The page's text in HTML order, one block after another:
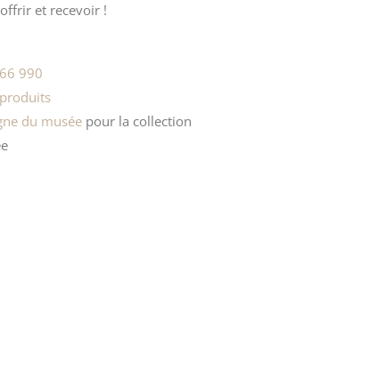
et recevoir !
990
du musée pour la collection